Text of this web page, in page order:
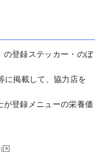
の登録ステッカー・のぼ
に掲載して、協力店を
が登録メニューの栄養価